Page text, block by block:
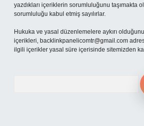
yazdıkları içeriklerin sorumluluğunu taşımakta
sorumluluğu kabul etmiş sayılırlar.
Hukuka ve yasal düzenlemelere aykırı
içerikleri, backlinkpanelicomtr@gmail.com
ilgili içerikler yasal süre içerisinde sitemizden